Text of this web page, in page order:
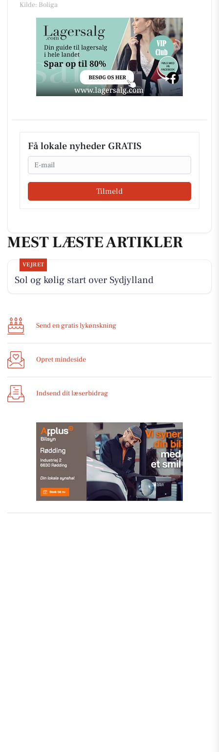
Kilde: Boliga
Få lokale nyheder GRATIS
Email
Tilmeld
MEST LÆSTE ARTIKLER
VEJRET
Sol og kølig start over Sydjylland
Send en gratis lykønskning
Opret mindeside
Indsend dit læserbidrag